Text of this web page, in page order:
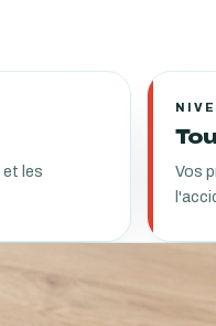
et les
Vos